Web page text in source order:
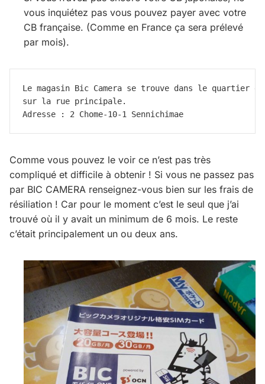
vous inquiétez pas vous pouvez payer avec votre
CB française. (Comme en France ça sera prélevé
par mois).
Le magasin Bic Camera se trouve dans le quartier de
sur la rue principale.
Adresse : 2 Chome-10-1 Sennichimae
Comme vous pouvez le voir ce n’est pas très
compliqué et difficile à obtenir ! Si vous ne passez pas
par BIC CAMERA renseignez-vous bien sur les frais de
résiliation ! Car pour le moment c’est le seul que j’ai
trouvé où il y avait un minimum de 6 mois. Le reste
c’était principalement un ou deux ans.